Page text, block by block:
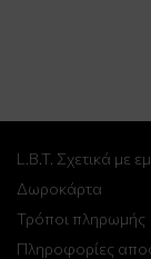
L.B.T. Σχετικά με
Δωροκάρτα
Τρόποι πληρωμής
Πληροφορίες